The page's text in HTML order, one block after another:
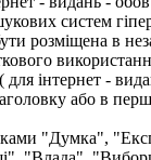
систем
розміщена в
для інтернет -
або в
"Думка",